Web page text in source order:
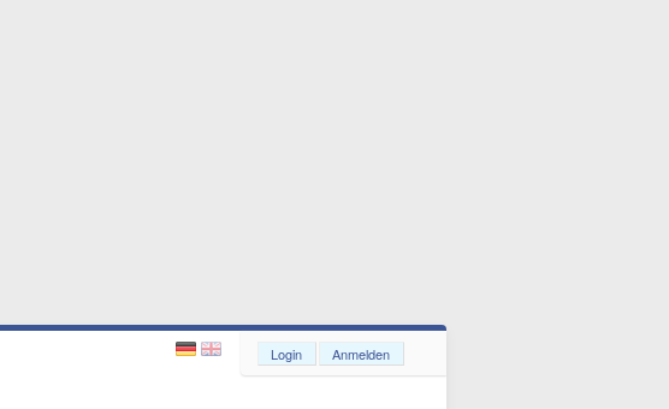
Login Anmelden